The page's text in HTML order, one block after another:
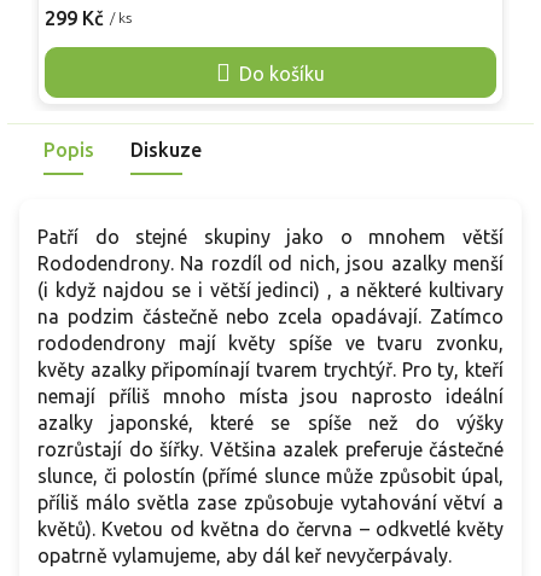
299 Kč / ks
Do košíku
zahrad či jako podsadba jehličnanů. Vyžaduje kyselou,
azalky, které dlouhodobě udržují kompaktní tvar bez
potřeby řezu.
Popis Diskuze
Patří do stejné skupiny jako o mnohem větší
Rododendrony. Na rozdíl od nich, jsou azalky menší
(i když najdou se i větší jedinci) , a některé kultivary
na podzim částečně nebo zcela opadávají. Zatímco
rododendrony mají květy spíše ve tvaru zvonku,
květy azalky připomínají tvarem trychtýř. Pro ty, kteří
nemají příliš mnoho místa jsou naprosto ideální
azalky japonské, které se spíše než do výšky
rozrůstají do šířky. Většina azalek preferuje částečné
slunce, či polostín (přímé slunce může způsobit úpal,
příliš málo světla zase způsobuje vytahování větví a
květů). Kvetou od května do června – odkvetlé květy
opatrně vylamujeme, aby dál keř nevyčerpávaly.